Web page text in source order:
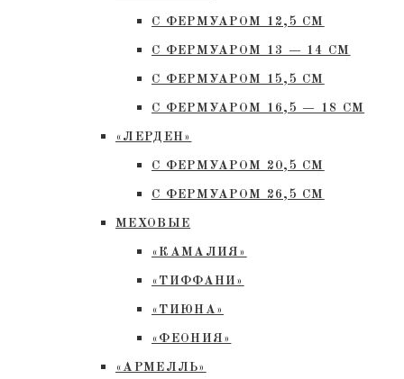
С ФЕРМУАРОМ 12,5 СМ
С ФЕРМУАРОМ 13 — 14 СМ
С ФЕРМУАРОМ 15,5 СМ
С ФЕРМУАРОМ 16,5 — 18 СМ
«ЛЕРДЕН»
С ФЕРМУАРОМ 20,5 СМ
С ФЕРМУАРОМ 26,5 СМ
МЕХОВЫЕ
«КАМАЛИЯ»
«ТИФФАНИ»
«ТИЮНА»
«ФЕОНИЯ»
«АРМЕЛЛЬ»